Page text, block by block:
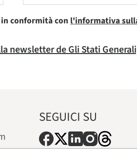
conformità con l'informativa
newsletter de Gli Stati
SEGUICI SU